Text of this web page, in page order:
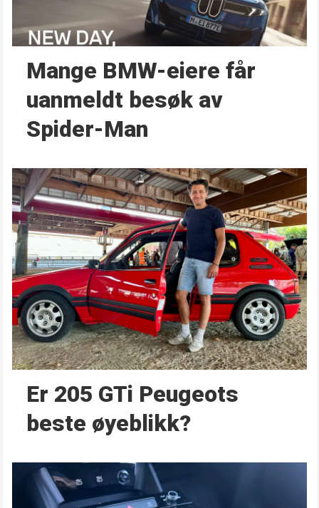
Mange BMW-eiere får
uanmeldt besøk av
Spider-Man
Er 205 GTi Peugeots
beste øyeblikk?